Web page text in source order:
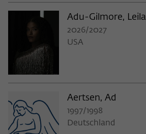
Adu-Gilmore, Leila
2026/2027
USA
Aertsen, Ad
1997/1998
Deutschland